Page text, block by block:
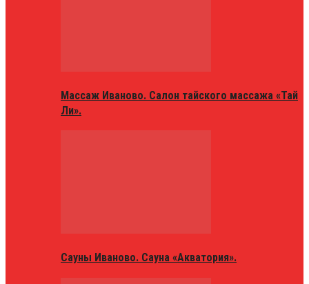
Массаж Иваново. Салон тайского массажа «Тай
Ли».
Сауны Иваново. Сауна «Акватория».